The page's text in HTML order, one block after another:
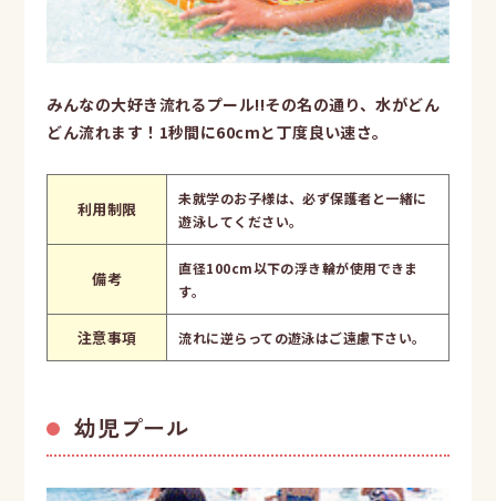
みんなの大好き流れるプール!!その名の通り、水がどん
どん流れます！1秒間に60cmと丁度良い速さ。
利用制限
未就学のお子様は、必ず保護者と一緒に
遊泳してください。
備考
直径100cm以下の浮き輪が使用できま
す。
注意事項 流れに逆らっての遊泳はご遠慮下さい。
幼児プール